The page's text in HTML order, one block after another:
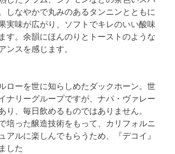
しなやかで丸みのあるタンニンとともに
実味が広がり、ソフトでキレのいい酸味
す。余韻にほんのりとトーストのような
ンスを感じます。
ローを世に知らしめたダックホーン。世
ナリーグループですが、ナパ・ヴァレー
り、毎日飲めるものではありません。
培った醸造技術をもって、カリフォルニ
アルに楽しんでもらうため、『デコイ』
した